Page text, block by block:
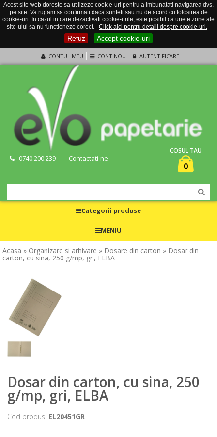
Acest site web doreste sa utilizeze cookie-uri pentru a imbunatati navigarea dvs.
pe site. Va rugam sa confirmati daca sunteti sau nu de acord cu folosirea de
cookie-uri. In cazul in care dezactivati cookie-urile, este posibil ca unele zone ale
site-ului sa nu functioneze corect.
Click aici pentru detalii despre cookie-uri.
Refuz Accept cookie-uri
CONTUL MEU CONT NOU AUTENTIFICARE
0740.200.239 Contactati-ne
COSUL TAU
0
Categorii produse
MENIU
Acasa » Organizare si arhivare » Dosare din carton » Dosar din
carton, cu sina, 250 g/mp, gri, ELBA
Dosar din carton, cu sina, 250
g/mp, gri, ELBA
Cod produs: EL20451GR